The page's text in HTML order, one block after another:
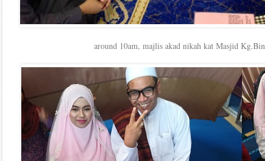
around 10am, majlis akad nikah kat Masjid